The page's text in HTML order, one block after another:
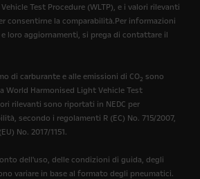
Test Procedure (WLTP), e i valori rilevanti
consentirne la comparabilità.Per informazioni
loro aggiornamenti, si prega di contattare il
di carburante e alle emissioni di CO2 sono
World Harmonised Light Vehicle Test
rilevanti sono riportati in NEDC per
secondo i regolamenti R (EC) No. 715/2007,
No. 2017/1151.
dell'uso, delle condizioni di guida, degli
variare in base al formato degli pneumatici.